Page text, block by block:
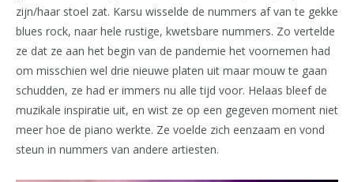
zijn/haar stoel zat. Karsu wisselde de nummers af van te gekke
blues rock, naar hele rustige, kwetsbare nummers. Zo vertelde
ze dat ze aan het begin van de pandemie het voornemen had
om misschien wel drie nieuwe platen uit maar mouw te gaan
schudden, ze had er immers nu alle tijd voor. Helaas bleef de
muzikale inspiratie uit, en wist ze op een gegeven moment niet
meer hoe de piano werkte. Ze voelde zich eenzaam en vond
steun in nummers van andere artiesten.